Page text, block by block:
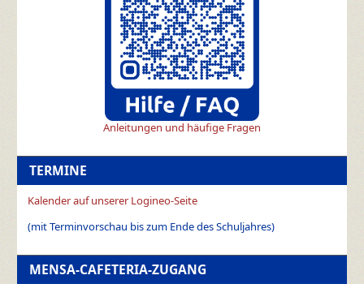
Anleitungen und häufige Fragen
TERMINE
Kalender auf unserer Logineo-Seite
(mit Terminvorschau bis zum Ende des Schuljahres)
MENSA-CAFETERIA-ZUGANG